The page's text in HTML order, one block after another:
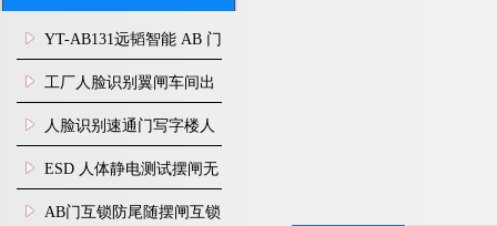
YT-AB131远韬智能 AB 门
闸机双通道互锁防尾随闸
机
工厂人脸识别翼闸车间出
入口人行通道门禁
人脸识别速通门写字楼人
行通道闸门禁设备
ESD 人体静电测试摆闸无
尘车间防静电闸机
AB门互锁防尾随摆闸互锁